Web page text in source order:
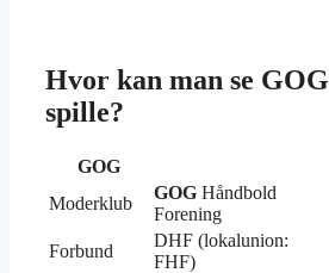
Hvor kan man se GOG
spille?
GOG
Moderklub
GOG Håndbold
Forening
Forbund
DHF (lokalunion:
FHF)